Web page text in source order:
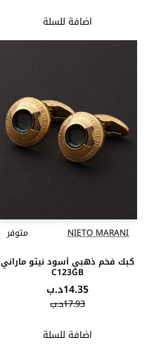
اضافة للسلة
NIETO MARANI
متوفر
كبك فخم ذهبي أسود نيتو ماراني
C123GB
14.35د.ب
17.93د.ب
اضافة للسلة